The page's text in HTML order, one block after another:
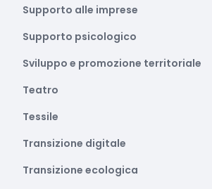
Supporto alle imprese
Supporto psicologico
Sviluppo e promozione territoriale
Teatro
Tessile
Transizione digitale
Transizione ecologica